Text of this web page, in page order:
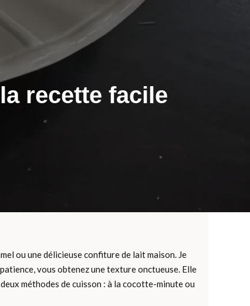
recette facile
ou une délicieuse confiture de lait maison. Je
vous obtenez une texture onctueuse. Elle
méthodes de cuisson : à la cocotte-minute ou